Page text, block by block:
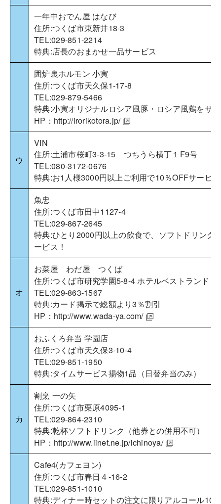
一年中おでん屋 はなび
住所:つくば市東新井18-3
TEL:029-851-2214
特典:店長のおまかせ一品サービス
囲炉裏ホルモン 小寅
住所:つくば市天久保1-17-8
TEL:029-879-5466
特典:小寅オリジナルロシア風豚・ロシア風鶏をサ
HP： http://irorikotora.jp/
ウ
VIN
住所:土浦市桜町3-3-15 つちうら横丁１F9号
TEL:080-3172-0676
特典:お1人様3000円以上ご利用で10％OFFサービス
魚忠
住所:つくば市田中1127-4
TEL:029-867-2645
特典:ひとり2000円以上の飲食で、ソフトドリンク
ービス！
オ
お菜屋 わだ屋 つくば
住所:つくば市研究学園5-8-4 ホテルベストランド 1F
TEL:029-863-1567
特典:カード掲示で総額より3％割引
HP： http://www.wada-ya.com/
おふくろ弁当 学園店
住所:つくば市天久保3-10-4
TEL:029-851-1950
特典:タイムサービス揚物1品（日替弁当のみ）
カ
割烹 一の矢
住所:つくば市栗原4095-1
TEL:029-864-2310
特典:乾杯ソフトドリンク（他券との併用不可）
HP： http://www.iinet.ne.jp/ichinoya/
Cafe4(カフェヨン)
住所:つくば市春日４-16-2
TEL:029-851-1010
特典:ディナー時セットの注文に限りアルコール100